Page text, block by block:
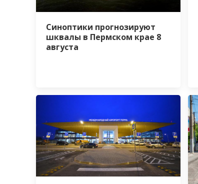
Синоптики прогнозируют
шквалы в Пермском крае 8
августа